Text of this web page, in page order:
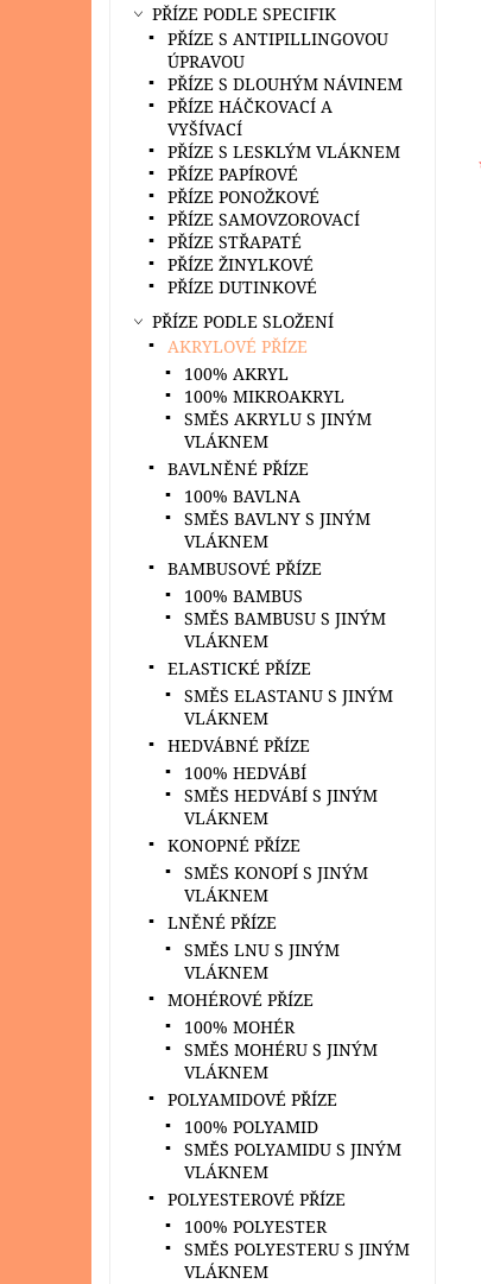
PŘÍZE PODLE SPECIFIK
PŘÍZE S ANTIPILLINGOVOU
ÚPRAVOU
PŘÍZE S DLOUHÝM NÁVINEM
PŘÍZE HÁČKOVACÍ A
VYŠÍVACÍ
PŘÍZE S LESKLÝM VLÁKNEM
PŘÍZE PAPÍROVÉ
PŘÍZE PONOŽKOVÉ
PŘÍZE SAMOVZOROVACÍ
PŘÍZE STŘAPATÉ
PŘÍZE ŽINYLKOVÉ
PŘÍZE DUTINKOVÉ
PŘÍZE PODLE SLOŽENÍ
AKRYLOVÉ PŘÍZE
100% AKRYL
100% MIKROAKRYL
SMĚS AKRYLU S JINÝM
VLÁKNEM
BAVLNĚNÉ PŘÍZE
100% BAVLNA
SMĚS BAVLNY S JINÝM
VLÁKNEM
BAMBUSOVÉ PŘÍZE
100% BAMBUS
SMĚS BAMBUSU S JINÝM
VLÁKNEM
ELASTICKÉ PŘÍZE
SMĚS ELASTANU S JINÝM
VLÁKNEM
HEDVÁBNÉ PŘÍZE
100% HEDVÁBÍ
SMĚS HEDVÁBÍ S JINÝM
VLÁKNEM
KONOPNÉ PŘÍZE
SMĚS KONOPÍ S JINÝM
VLÁKNEM
LNĚNÉ PŘÍZE
SMĚS LNU S JINÝM
VLÁKNEM
MOHÉROVÉ PŘÍZE
100% MOHÉR
SMĚS MOHÉRU S JINÝM
VLÁKNEM
POLYAMIDOVÉ PŘÍZE
100% POLYAMID
SMĚS POLYAMIDU S JINÝM
VLÁKNEM
POLYESTEROVÉ PŘÍZE
100% POLYESTER
SMĚS POLYESTERU S JINÝM
VLÁKNEM